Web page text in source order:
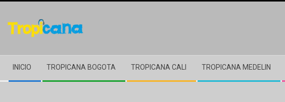
content
Navigation
Menu
INICIO TROPICANA BOGOTA TROPICANA CALI TROPICANA MEDELIN